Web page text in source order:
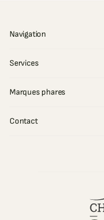
Navigation
Services
Marques phares
Contact